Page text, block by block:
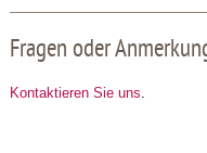
Fragen oder
Kontaktieren Sie uns